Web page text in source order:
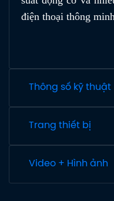
điện thoại thông
Thông số kỹ thuật
Trang thiết bị
Video + Hình ảnh